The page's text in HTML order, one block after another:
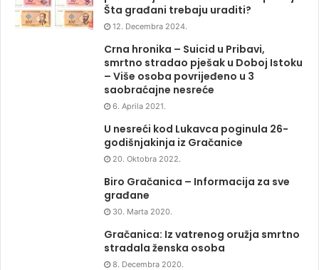
Šta građani trebaju uraditi?
12. Decembra 2024.
Crna hronika – Suicid u Pribavi,
smrtno stradao pješak u Doboj Istoku
– Više osoba povrijeđeno u 3
saobraćajne nesreće
6. Aprila 2021.
U nesreći kod Lukavca poginula 26-
godišnjakinja iz Gračanice
20. Oktobra 2022.
Biro Gračanica – Informacija za sve
građane
30. Marta 2020.
Gračanica: Iz vatrenog oružja smrtno
stradala ženska osoba
8. Decembra 2020.